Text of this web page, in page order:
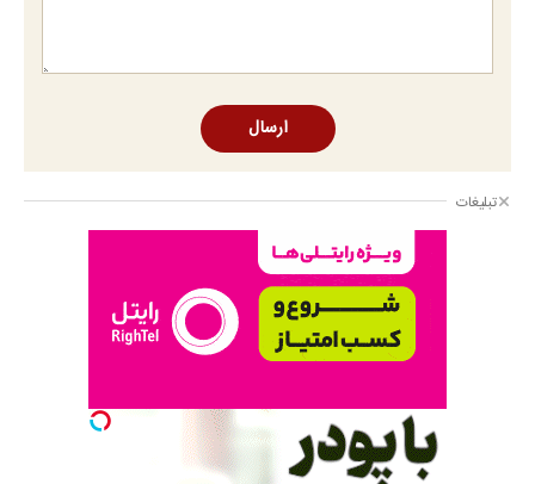
ارسال
تبلیغات